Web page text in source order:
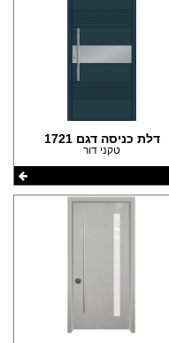
דלת כניסה דגם 1721
טקני דור